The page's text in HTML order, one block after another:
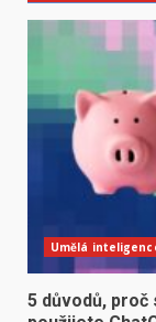
Umělá
5 důvodů,